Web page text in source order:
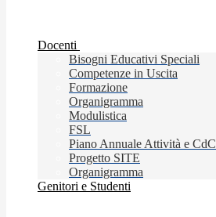
Docenti
Bisogni Educativi Speciali
Competenze in Uscita
Formazione
Organigramma
Modulistica
FSL
Piano Annuale Attività e CdC
Progetto SITE
Organigramma
Genitori e Studenti